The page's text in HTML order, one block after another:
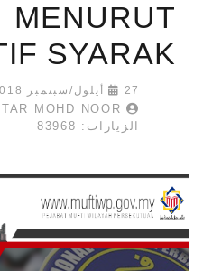
MENURUT
SYARAK
27 أيلول/سبتمبر 2018
UMAR MUKHTAR MOHD NOOR
الزيارات: 83968